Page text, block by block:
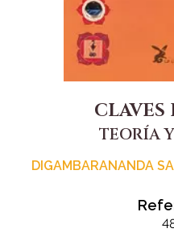
CLAVES
TEORÍA
DIGAMBARANANDA